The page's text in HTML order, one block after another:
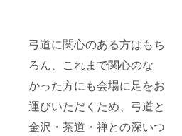
弓道に関心のある方はもち
ろん、これまで関心のな
かった方にも会場に足をお
運びいただくため、弓道と
金沢・茶道・禅との深いつ